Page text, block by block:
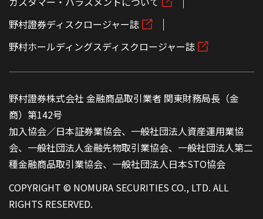
野村證券ディスクロージャー誌
野村ホールディングスディスクロージャー誌
野村證券株式会社 金融商品取引業者 関東財務局長（金
商）第142号
加入協会／日本証券業協会、一般社団法人資産運用業協
会、一般社団法人金融先物取引業協会、一般社団法人第二
種金融商品取引業協会、一般社団法人日本STO協会
COPYRIGHT © NOMURA SECURITIES CO., LTD. ALL
RIGHTS RESERVED.